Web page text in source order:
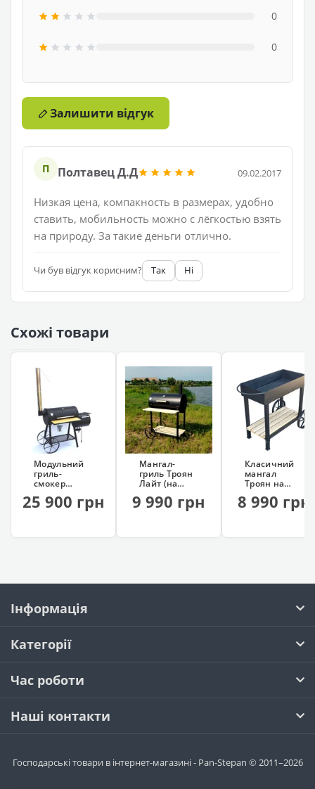
0
0
Залишити відгук
П Полтавец Д.Д 09.02.2017
Низкая цена, компакность в размерах, удобно
ставить, мобильность можно с лёгкостью взять
на природу. За такие деньги отлично.
Чи був відгук корисним? Так Ні
Схожі товари
Модульний
гриль-
смокер
+ мангал +
25 900 грн
Мангал-
гриль Троян
Лайт (на
шампурів)
9 990 грн
Класичний
мангал
Троян на
(сталь 4 мм)
8 990 грн
Інформація
Категорії
Час роботи
Наші контакти
Господарські товари в інтернет-магазині - Pan-Stepan © 2011–2026